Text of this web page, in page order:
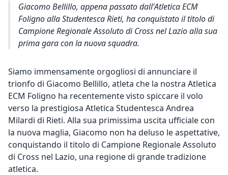
Giacomo Bellillo, appena passato dall'Atletica ECM
Foligno alla Studentesca Rieti, ha conquistato il titolo di
Campione Regionale Assoluto di Cross nel Lazio alla sua
prima gara con la nuova squadra.
Siamo immensamente orgogliosi di annunciare il
trionfo di Giacomo Bellillo, atleta che la nostra Atletica
ECM Foligno ha recentemente visto spiccare il volo
verso la prestigiosa Atletica Studentesca Andrea
Milardi di Rieti. Alla sua primissima uscita ufficiale con
la nuova maglia, Giacomo non ha deluso le aspettative,
conquistando il titolo di Campione Regionale Assoluto
di Cross nel Lazio, una regione di grande tradizione
atletica.